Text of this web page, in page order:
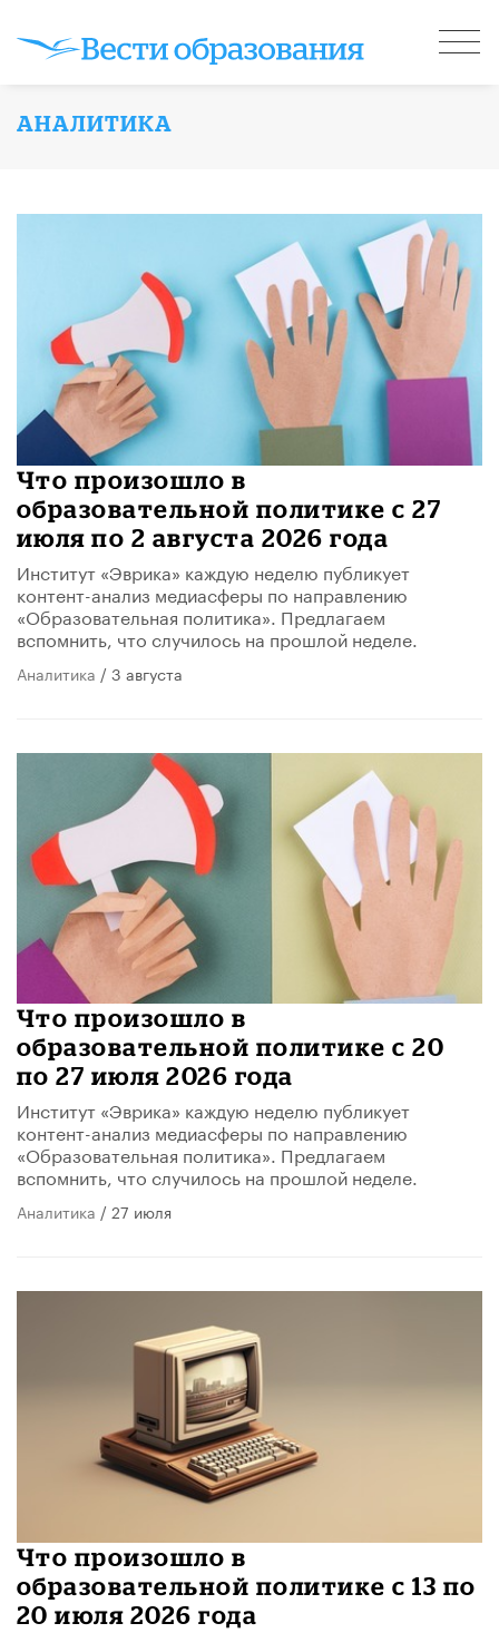
АНАЛИТИКА
​Что произошло в
образовательной политике с 27
июля по 2 августа 2026 года
Институт «Эврика» каждую неделю публикует
контент-анализ медиасферы по направлению
«Образовательная политика». Предлагаем
вспомнить, что случилось на прошлой неделе.
Аналитика / 3 августа
​Что произошло в
образовательной политике с 20
по 27 июля 2026 года
Институт «Эврика» каждую неделю публикует
контент-анализ медиасферы по направлению
«Образовательная политика». Предлагаем
вспомнить, что случилось на прошлой неделе.
Аналитика / 27 июля
Что произошло в
образовательной политике с 13 по
20 июля 2026 года